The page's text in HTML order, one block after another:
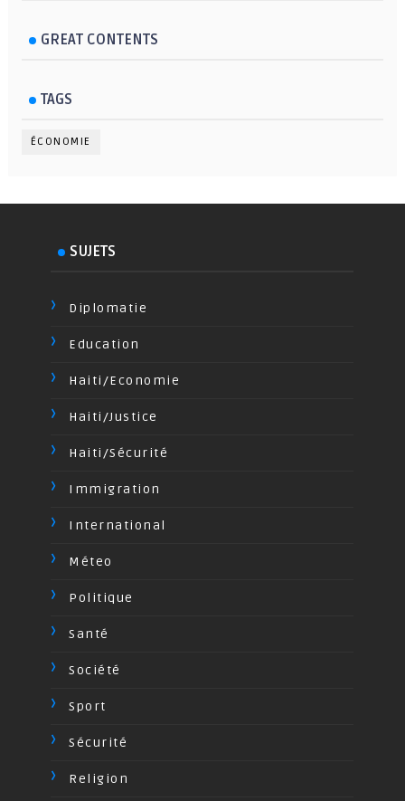
GREAT CONTENTS
TAGS
ÉCONOMIE
SUJETS
Diplomatie
Education
Haiti/Economie
Haiti/Justice
Haiti/Sécurité
Immigration
International
Méteo
Politique
Santé
Société
Sport
Sécurité
Religion